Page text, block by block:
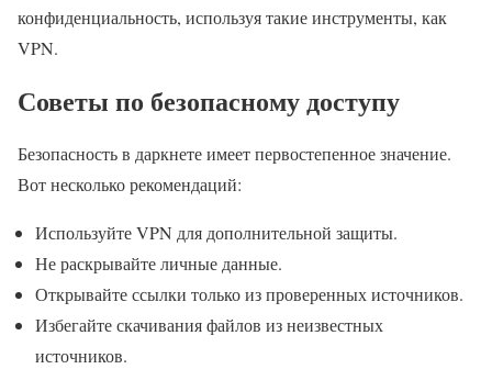
конфиденциальность, используя такие инструменты, как
VPN.
Советы по безопасному доступу
Безопасность в даркнете имеет первостепенное значение.
Вот несколько рекомендаций:
Используйте VPN для дополнительной защиты.
Не раскрывайте личные данные.
Открывайте ссылки только из проверенных источников.
Избегайте скачивания файлов из неизвестных
источников.